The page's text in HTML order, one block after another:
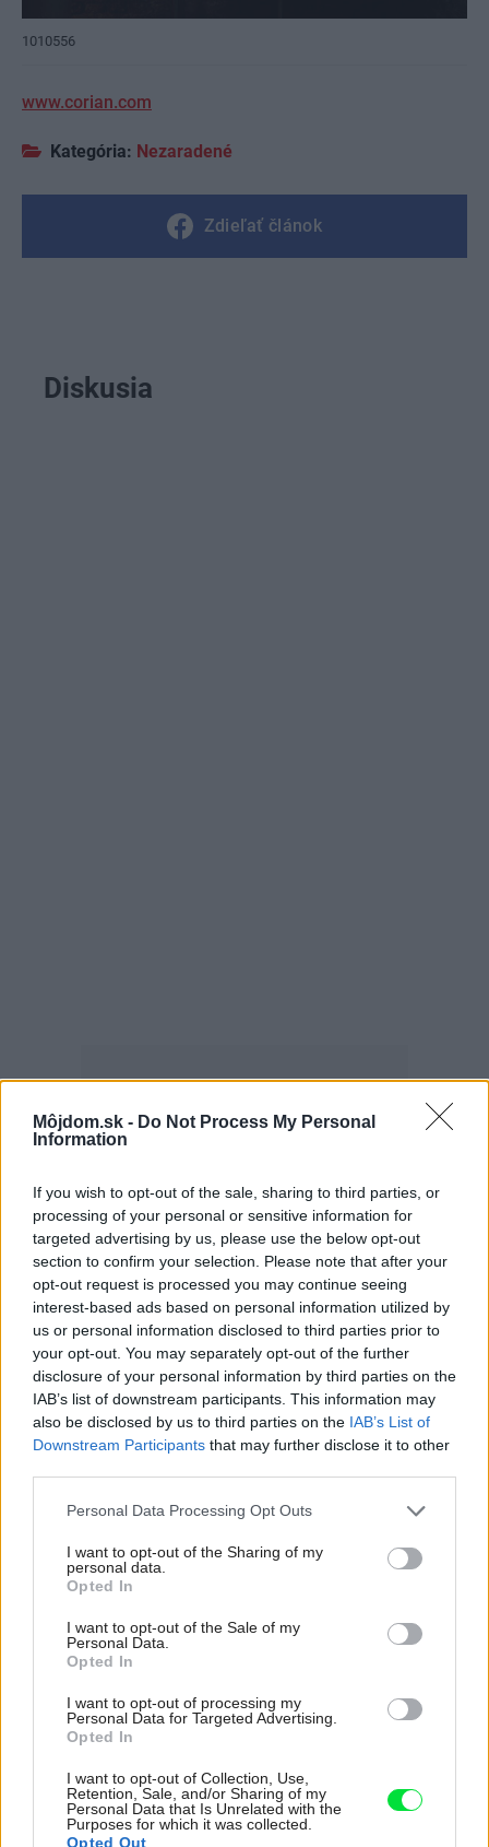
Môjdom.sk - Do Not Process My Personal
Information
If you wish to opt-out of the sale, sharing to third parties, or
processing of your personal or sensitive information for
targeted advertising by us, please use the below opt-out
section to confirm your selection. Please note that after your
opt-out request is processed you may continue seeing
interest-based ads based on personal information utilized by
us or personal information disclosed to third parties prior to
your opt-out. You may separately opt-out of the further
disclosure of your personal information by third parties on the
IAB’s list of downstream participants. This information may
also be disclosed by us to third parties on the IAB’s List of
Downstream Participants that may further disclose it to other
Please note that this website/app uses one or more Google
not limited to your visit or usage behaviour. You may click to
grant or deny consent to Google and its third-party tags to
use your data for below specified purposes in below Google
consent section.
Personal Data Processing Opt Outs
I want to opt-out of the Sharing of my
personal data.
Opted In
I want to opt-out of the Sale of my
Personal Data.
Opted In
I want to opt-out of processing my
Personal Data for Targeted Advertising.
Opted In
I want to opt-out of Collection, Use,
Retention, Sale, and/or Sharing of my
Personal Data that Is Unrelated with the
Purposes for which it was collected.
Opted Out
1010556
www.corian.com
Kategória: Nezaradené
Zdieľať článok
Diskusia
Deti odrástli, rodičia majú bývanie presne podľa
seba. V novom dome je všetko pre ich život i
návštevy vnúčat
K bytu ladili aj škáry v obklade. Majitelia zbúrali
stereotyp, bývanie vyzerá ako z filmov svojského
režiséra
Kedysi boli veľkým trendom, dnes sa im radšej
vyhnite. Týchto 7 vecí robí vašu obývačku
zastaralou
majitelia v ňom majú dosť súkromia aj miesto pre
spoločný čas
Pridajte túto surovinu do prania, obliečky budú
naše babičky
Inšpirácie
obývacia izba keramika, čierna